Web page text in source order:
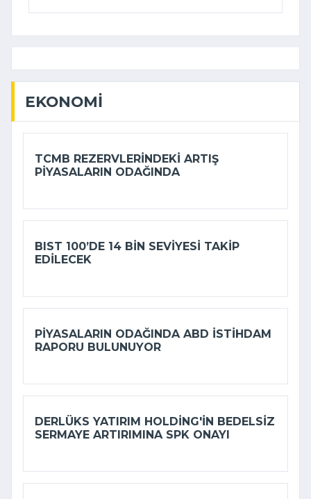
EKONOMI
TCMB REZERVLERINDEKI ARTIŞ
PIYASALARIN ODAĞINDA
BIST 100’DE 14 BIN SEVIYESI TAKIP
EDILECEK
PIYASALARIN ODAĞINDA ABD ISTIHDAM
RAPORU BULUNUYOR
DERLÜKS YATIRIM HOLDING'IN BEDELSIZ
SERMAYE ARTIRIMINA SPK ONAYI